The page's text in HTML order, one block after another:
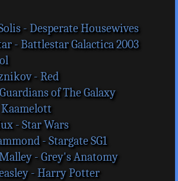
- Desperate Housewives
- Battlestar Galactica 2003
- Red
of The Galaxy
- Star Wars
- Stargate SG1
- Grey's Anatomy
- Harry Potter